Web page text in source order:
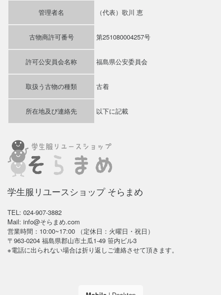
管理者名 （代表）歌川 恵
古物商許可番号 第251080004257号
許可公安員会名称 福島県公安委員会
取扱う古物の種類 古着
所在地及び連絡先 以下に記載
学生服リユースショップ そらまめ
TEL: 024-907-3882
Mail: info@そらまめ.com
営業時間：10:00~17:00 （定休日：火曜日・祝日）
〒963-0204 福島県郡山市土瓜1-49 笹内ビル3
※電話に出られない場合は折り返しご連絡させて頂きます。